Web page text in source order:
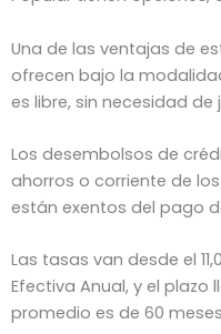
Una de las ventajas de
ofrecen bajo la
es libre, sin necesidad
Los desembolsos de
ahorros o corriente de
están exentos del pago
Las tasas van desde el
Efectiva Anual, y el plazo
promedio es de 60